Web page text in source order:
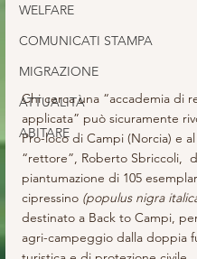
WELFARE
COMUNICATI STAMPA
MIGRAZIONE
ATTUALITÀ
ABITARE
Chi cerca una “accademia di
applicata” può sicuramente
Pro-loco di Campi (Norcia) e
“rettore”, Roberto Sbriccoli,
piantumazione di 105
cipressino (populus nigra
destinato a Back to Campi,
agri-campeggio dalla doppia